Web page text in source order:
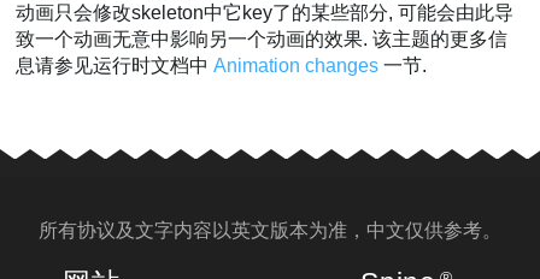
动画只会修改skeleton中它key了的某些部分, 可能会由此导
致一个动画无意中影响另一个动画的效果. 该主题的更多信
息请参见运行时文档中Animation changes 一节.
所有协议及文字内容以英文版本为准，中文仅供参考。